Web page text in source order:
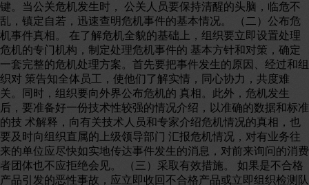
键。当公关危机发生时， 公关人员要保持清醒的头脑，临危不
乱，镇定自若，迅速查明危机事件的基本情况。 （二）公布危
机事件真相。 在了解危机全貌的基础上，组织要立即设置处理
危机的专门机构，制定处理危机事件的 基本方针和对策，确定
一套完整的危机处理方案。首先要把事件发生的原因、经过和组
织对 策告知全体员工，使他们了解实情，同心协力，共度难
关。同时，组织要向外界公布危机的 真相。此外，危机发生
后，要准备好一份技术性较强的情况介绍，以准确的数据和标准
的技 术解释，向有关技术人员和专家介绍危机情况的真相，也
要及时向组织直属的上级领导部门 汇报危机情况，对有业务往
来的单位应尽快如实地传达事件发生的消息，对前来询问的消费
者团体也不应拒绝会见。 （三）采取有效措施。 如果是不合格
产品引发的恶性事故，应立即收回不合格产品或立即组织检测队